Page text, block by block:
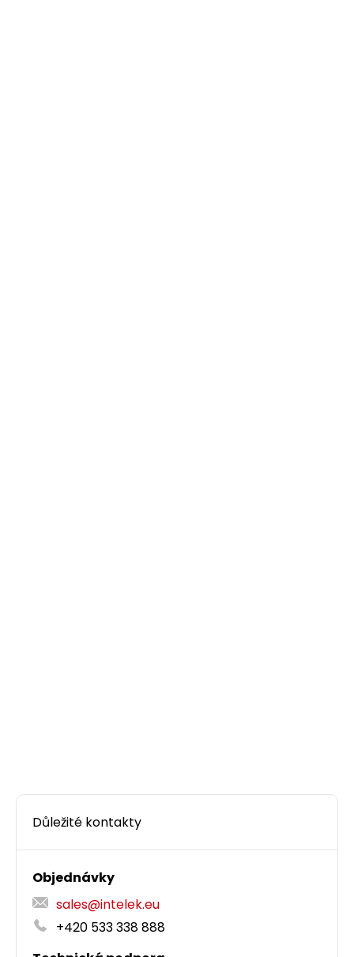
Důležité kontakty
Objednávky
sales@intelek.eu
+420 533 338 888